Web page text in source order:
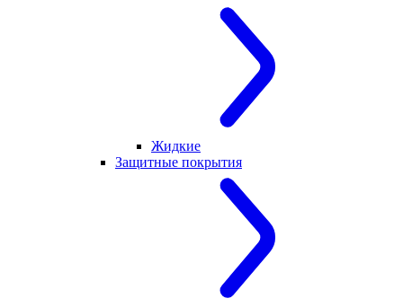
Жидкие
Защитные покрытия